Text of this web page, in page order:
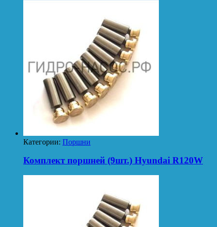
Категории: Поршни
Комплект поршней (9шт.) Hyundai R120W